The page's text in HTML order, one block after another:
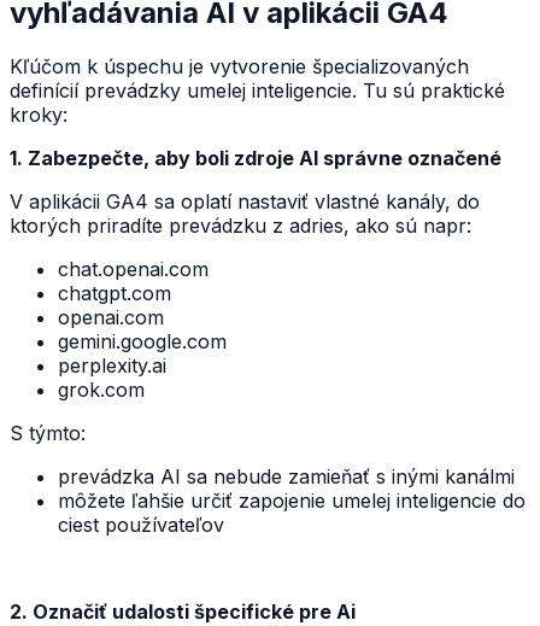
vyhľadávania AI v aplikácii GA4
Kľúčom k úspechu je vytvorenie špecializovaných
definícií prevádzky umelej inteligencie. Tu sú praktické
kroky:
1. Zabezpečte, aby boli zdroje AI správne označené
V aplikácii GA4 sa oplatí nastaviť vlastné kanály, do
ktorých priradíte prevádzku z adries, ako sú napr:
chat.openai.com
chatgpt.com
openai.com
gemini.google.com
perplexity.ai
grok.com
S týmto:
prevádzka AI sa nebude zamieňať s inými kanálmi
môžete ľahšie určiť zapojenie umelej inteligencie do
ciest používateľov
2. Označiť udalosti špecifické pre Ai